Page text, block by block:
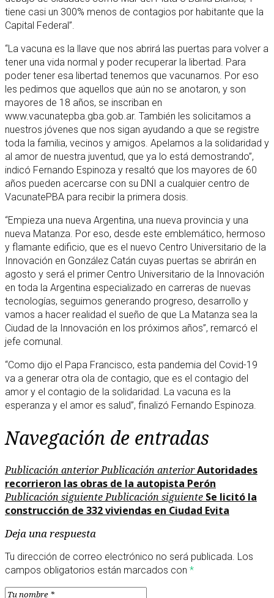
tiene casi un 300% menos de contagios por habitante que la
Capital Federal”.
“La vacuna es la llave que nos abrirá las puertas para volver a
tener una vida normal y poder recuperar la libertad. Para
poder tener esa libertad tenemos que vacunarnos. Por eso
les pedimos que aquellos que aún no se anotaron, y son
mayores de 18 años, se inscriban en
www.vacunatepba.gba.gob.ar. También les solicitamos a
nuestros jóvenes que nos sigan ayudando a que se registre
toda la familia, vecinos y amigos. Apelamos a la solidaridad y
al amor de nuestra juventud, que ya lo está demostrando”,
indicó Fernando Espinoza y resaltó que los mayores de 60
años pueden acercarse con su DNI a cualquier centro de
VacunatePBA para recibir la primera dosis.
“Empieza una nueva Argentina, una nueva provincia y una
nueva Matanza. Por eso, desde este emblemático, hermoso
y flamante edificio, que es el nuevo Centro Universitario de la
Innovación en González Catán cuyas puertas se abrirán en
agosto y será el primer Centro Universitario de la Innovación
en toda la Argentina especializado en carreras de nuevas
tecnologías, seguimos generando progreso, desarrollo y
vamos a hacer realidad el sueño de que La Matanza sea la
Ciudad de la Innovación en los próximos años”, remarcó el
jefe comunal.
“Como dijo el Papa Francisco, esta pandemia del Covid-19
va a generar otra ola de contagio, que es el contagio del
amor y el contagio de la solidaridad. La vacuna es la
esperanza y el amor es salud”, finalizó Fernando Espinoza.
Navegación de entradas
Publicación anteriorPublicación anteriorAutoridades
recorrieron las obras de la autopista Perón
Publicación siguientePublicación siguiente Se licitó la
construcción de 332 viviendas en Ciudad Evita
Deja una respuesta
Tu dirección de correo electrónico no será publicada. Los
campos obligatorios están marcados con *